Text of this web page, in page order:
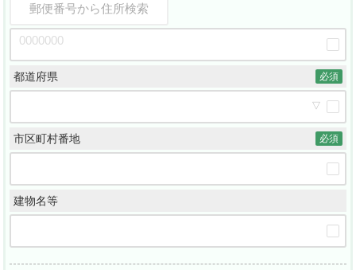
郵便番号から住所検索
都道府県 必須
▽
市区町村番地 必須
建物名等